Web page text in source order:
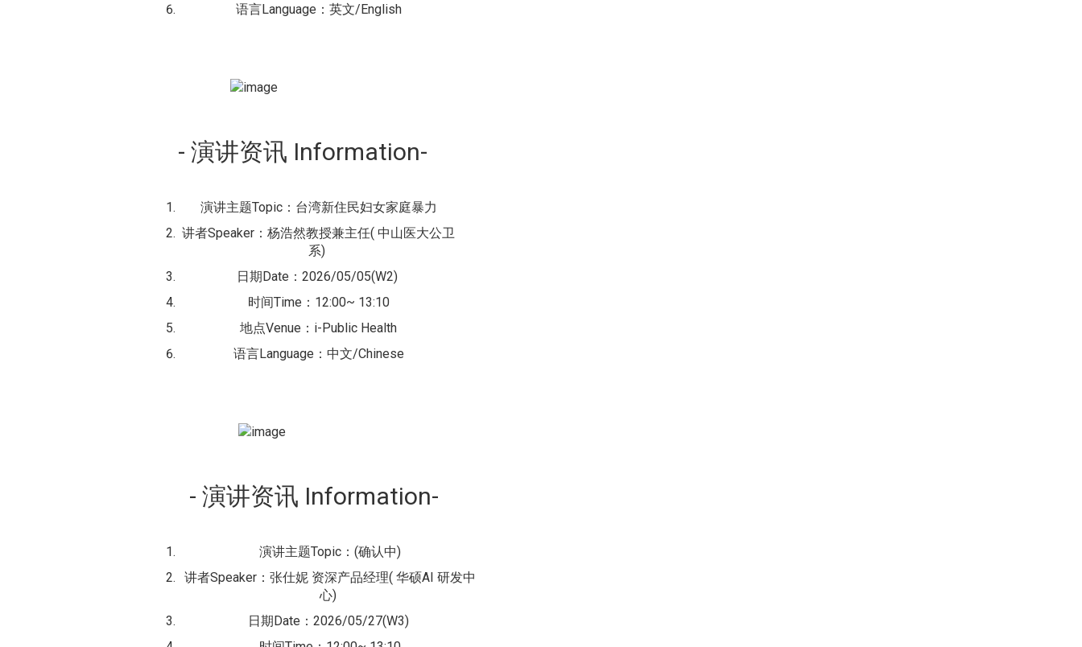
语言Language：英文/English
- 演讲资讯 Information-
演讲主题Topic：台湾新住民妇女家庭暴力
讲者Speaker：杨浩然教授兼主任( 中山医大公卫
系)
日期Date：2026/05/05(W2)
时间Time：12:00~ 13:10
地点Venue：i-Public Health
语言Language：中文/Chinese
- 演讲资讯 Information-
演讲主题Topic：(确认中)
讲者Speaker：张仕妮 资深产品经理( 华硕AI 研发中
心)
日期Date：2026/05/27(W3)